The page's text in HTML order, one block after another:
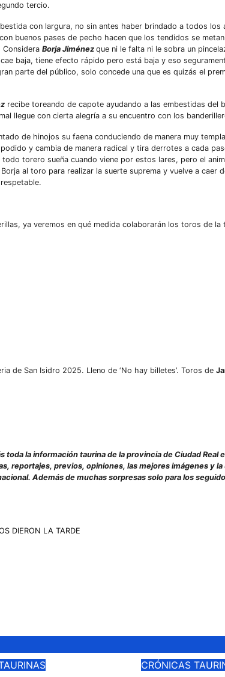
tercio.
con largura, no sin antes haber brindado a todos los
buenos pases de pecho hacen que los tendidos se
Considera Borja Jiménez que ni le falta ni le sobra un
baja, tiene efecto rápido pero está baja y eso
parte del público, solo concede una que es quizás el
recibe toreando de capote ayudando a las embestidas del
llegue con cierta alegría a su encuentro con los
de hinojos su faena conduciendo de manera muy
y cambia de manera radical y tira derrotes a cada
torero sueña cuando viene por estos lares, pero el
al toro para realizar la suerte suprema y vuelve a caer
ya veremos en qué medida colaborarán los toros de la
de San Isidro 2025. Lleno de ‘No hay billetes’. Toros de
toda la información taurina de la provincia de Ciudad Real
reportajes, previos, opiniones, las mejores imágenes y
Además de muchas sorpresas solo para los
DIERON LA TARDE
CRÓNICAS